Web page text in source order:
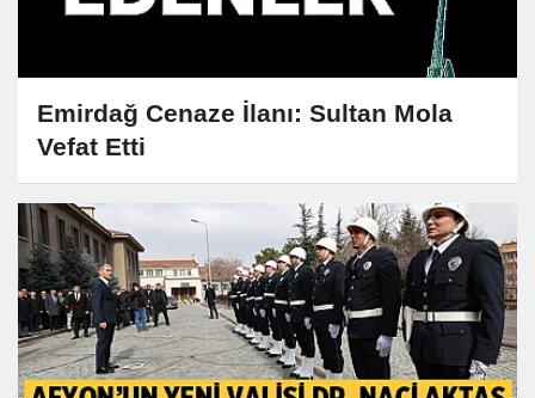
Emirdağ Cenaze İlanı: Sultan Mola
Vefat Etti